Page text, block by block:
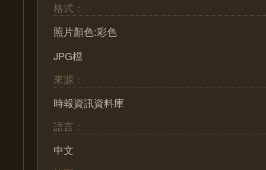
格式：
照片顏色:彩色
JPG檔
來源：
時報資訊資料庫
語言：
中文